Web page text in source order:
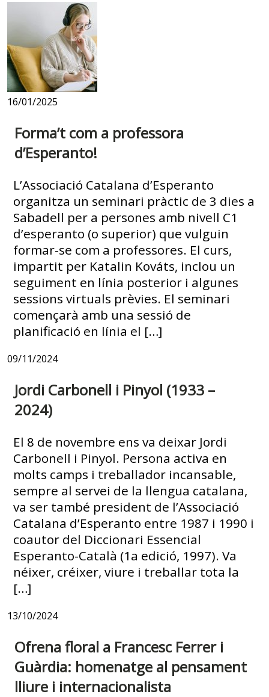
16/01/2025
Forma’t com a professora
d’Esperanto!
L’Associació Catalana d’Esperanto
organitza un seminari pràctic de 3 dies a
Sabadell per a persones amb nivell C1
d’esperanto (o superior) que vulguin
formar-se com a professores. El curs,
impartit per Katalin Kováts, inclou un
seguiment en línia posterior i algunes
sessions virtuals prèvies. El seminari
començarà amb una sessió de
planificació en línia el […]
09/11/2024
Jordi Carbonell i Pinyol (1933 –
2024)
El 8 de novembre ens va deixar Jordi
Carbonell i Pinyol. Persona activa en
molts camps i treballador incansable,
sempre al servei de la llengua catalana,
va ser també president de l’Associació
Catalana d’Esperanto entre 1987 i 1990 i
coautor del Diccionari Essencial
Esperanto-Català (1a edició, 1997). Va
néixer, créixer, viure i treballar tota la
[…]
13/10/2024
Ofrena floral a Francesc Ferrer i
Guàrdia: homenatge al pensament
lliure i internacionalista